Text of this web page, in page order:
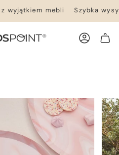
mebli Szybka
KONTO